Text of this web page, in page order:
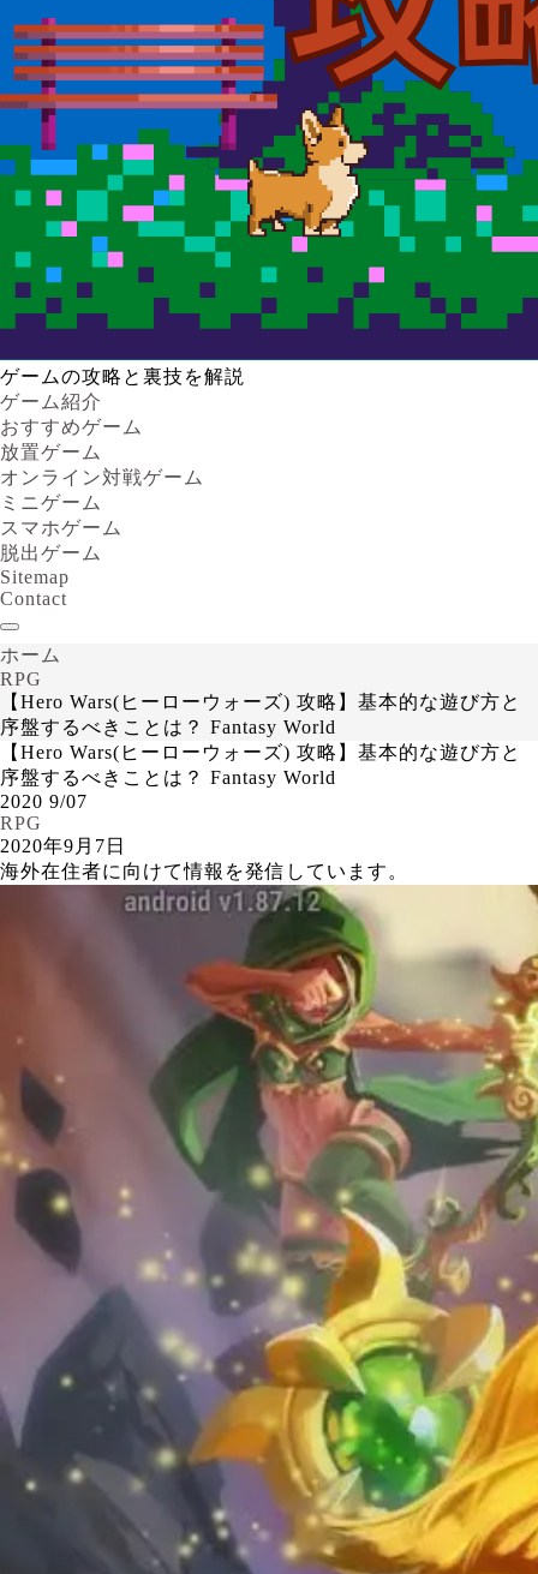
ゲームの攻略と裏技を解説
ゲーム紹介
おすすめゲーム
放置ゲーム
オンライン対戦ゲーム
ミニゲーム
スマホゲーム
脱出ゲーム
Sitemap
Contact
ホーム
RPG
【Hero Wars(ヒーローウォーズ) 攻略】基本的な遊び方と
序盤するべきことは？ Fantasy World
【Hero Wars(ヒーローウォーズ) 攻略】基本的な遊び方と
序盤するべきことは？ Fantasy World
2020 9/07
RPG
2020年9月7日
海外在住者に向けて情報を発信しています。